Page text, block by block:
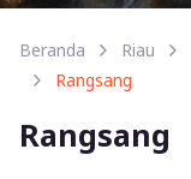
Beranda Riau
Rangsang
Rangsang